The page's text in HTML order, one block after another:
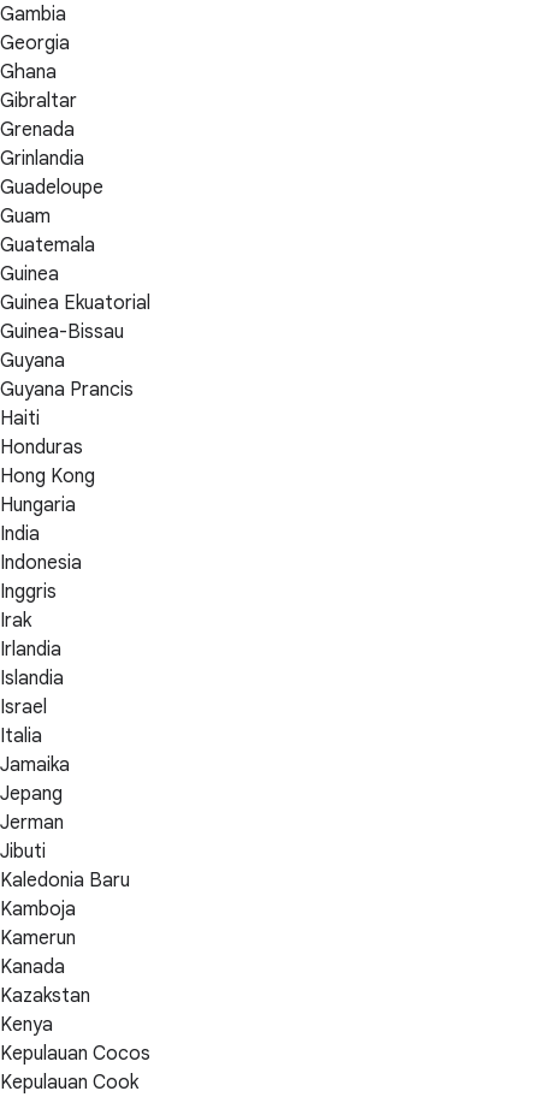
Gambia
Georgia
Ghana
Gibraltar
Grenada
Grinlandia
Guadeloupe
Guam
Guatemala
Guinea
Guinea Ekuatorial
Guinea-Bissau
Guyana
Guyana Prancis
Haiti
Honduras
Hong Kong
Hungaria
India
Indonesia
Inggris
Irak
Irlandia
Islandia
Israel
Italia
Jamaika
Jepang
Jerman
Jibuti
Kaledonia Baru
Kamboja
Kamerun
Kanada
Kazakstan
Kenya
Kepulauan Cocos
Kepulauan Cook